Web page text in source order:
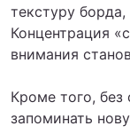
текстуру
Концентрация
внимания
Кроме того,
запоминать